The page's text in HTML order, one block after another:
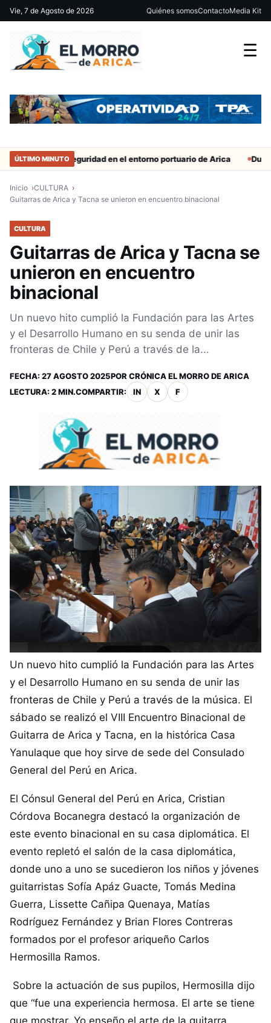
Vie, 7 de Agosto de 2026 Quiénes somosContactoMedia Kit
☰
ÚLTIMO MINUTO
seguridad en el entorno portuario de Arica Duro
Inicio
CULTURA
Guitarras de Arica y Tacna se unieron en encuentro binacional
CULTURA
Guitarras de Arica y Tacna se
unieron en encuentro
binacional
Un nuevo hito cumplió la Fundación para las Artes
y el Desarrollo Humano en su senda de unir las
fronteras de Chile y Perú a través de la...
FECHA: 27 AGOSTO 2025POR CRÓNICA EL MORRO DE ARICA
LECTURA: 2 MIN.COMPARTIR: IN X F
Un nuevo hito cumplió la Fundación para las Artes
y el Desarrollo Humano en su senda de unir las
fronteras de Chile y Perú a través de la música. El
sábado se realizó el VIII Encuentro Binacional de
Guitarra de Arica y Tacna, en la histórica Casa
Yanulaque que hoy sirve de sede del Consulado
General del Perú en Arica.
El Cónsul General del Perú en Arica, Cristian
Córdova Bocanegra destacó la organización de
este evento binacional en su casa diplomática. El
evento repletó el salón de la casa diplomática,
donde uno a uno se sucedieron los niños y jóvenes
guitarristas Sofía Apáz Guacte, Tomás Medina
Guerra, Lissette Cañipa Quenaya, Matías
Rodríguez Fernández y Brian Flores Contreras
formados por el profesor ariqueño Carlos
Hermosilla Ramos.
Sobre la actuación de sus pupilos, Hermosilla dijo
que “fue una experiencia hermosa. El arte se tiene
que mostrar. Yo enseño el arte de la guitarra